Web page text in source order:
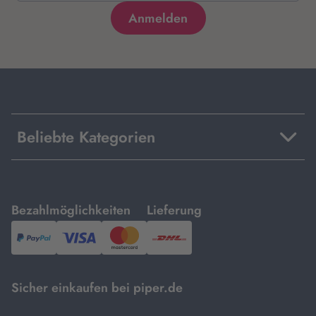
Beliebte Kategorien
Bezahlmöglichkeiten
mit
PayPal,Visa
und
Lieferung
mit
DHL.
Sicher einkaufen bei piper.de